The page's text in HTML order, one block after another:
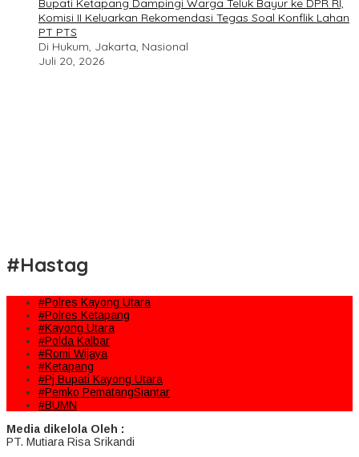
Bupati Ketapang Dampingi Warga Teluk Bayur ke DPR RI,
Komisi II Keluarkan Rekomendasi Tegas Soal Konflik Lahan
PT PTS
Di Hukum, Jakarta, Nasional
Juli 20, 2026
#Hastag
#Polres Kayong Utara
#Polres Ketapang
#Kayong Utara
#Polda Kalbar
#Romi Wijaya
#Ketapang
#Pj Bupati Kayong Utara
#Pemko PematangSiantar
#BUMN
Media dikelola Oleh :
PT. Mutiara Risa Srikandi